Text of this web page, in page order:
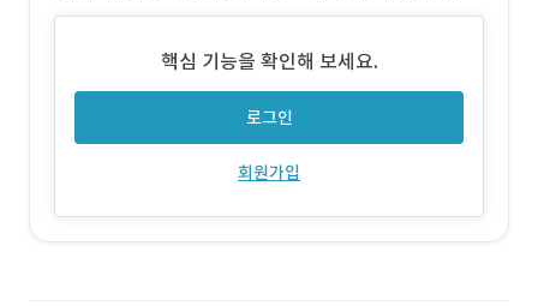
록 설계
핵심 기능을 확인해 보세요.
로그인
회원가입